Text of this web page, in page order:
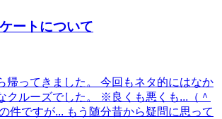
ートについて
帰ってきました。 今回もネタ的にはなか
クルーズでした。 ※良くも悪くも...（＾
件ですが... もう随分昔から疑問に思って